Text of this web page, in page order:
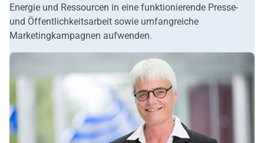
Energie und Ressourcen in eine funktionierende Presse-
und Öffentlichkeitsarbeit sowie umfangreiche
Marketingkampagnen aufwenden.